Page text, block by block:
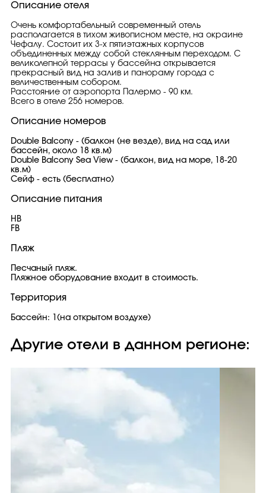
Описание отеля
Очень комфортабельный современный отель
располагается в тихом живописном месте, на окраине
Чефалу. Состоит их 3-х пятиэтажных корпусов
объединенных между собой стеклянным переходом. С
великолепной террасы у бассейна открывается
прекрасный вид на залив и панораму города с
величественным собором.
Расстояние от аэропорта Палермо - 90 км.
Всего в отеле 256 номеров.
Описание номеров
Double Balcony - (балкон (не везде), вид на сад или
бассейн, около 18 кв.м)
Double Balcony Sea View - (балкон, вид на море, 18-20
кв.м)
Сейф - есть (бесплатно)
Описание питания
HB
FB
Пляж
Песчаный пляж.
Пляжное оборудование входит в стоимость.
Территория
Бассейн: 1(на открытом воздухе)
Другие отели в данном регионе: